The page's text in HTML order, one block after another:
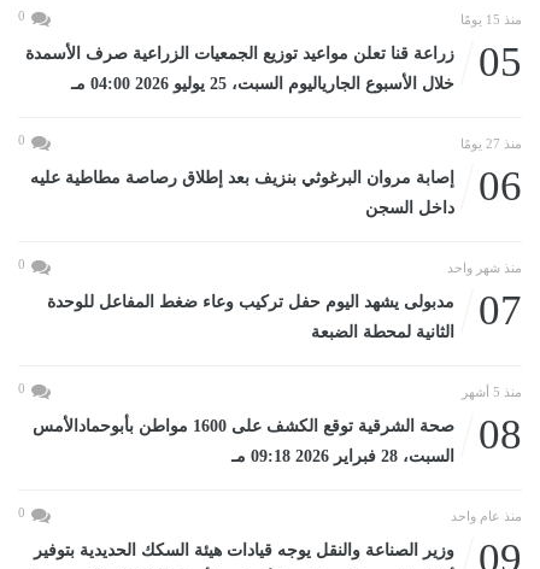
منذ 15 يومًا 0
05
زراعة قنا تعلن مواعيد توزيع الجمعيات الزراعية صرف الأسمدة
خلال الأسبوع الجارياليوم السبت، 25 يوليو 2026 04:00 مـ
منذ 27 يومًا 0
06
إصابة مروان البرغوثي بنزيف بعد إطلاق رصاصة مطاطية عليه
داخل السجن
منذ شهر واحد 0
07
مدبولى يشهد اليوم حفل تركيب وعاء ضغط المفاعل للوحدة
الثانية لمحطة الضبعة
منذ 5 أشهر 0
08
صحة الشرقية توقع الكشف على 1600 مواطن بأبوحمادالأمس
السبت، 28 فبراير 2026 09:18 مـ
منذ عام واحد 0
09
وزير الصناعة والنقل يوجه قيادات هيئة السكك الحديدية بتوفير